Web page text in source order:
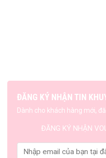
ĐĂNG KÝ NHẬN TIN
Dành cho khách hàng mới,
ĐĂNG KÝ NHẬN